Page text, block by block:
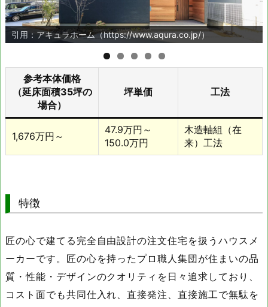
引用：アキュラホーム（https://www.aqura.co.jp/）
参考本体価格
（延床面積35坪の
場合）
坪単価 工法
1,676万円～
47.9万円～
150.0万円
木造軸組（在
来）工法
特徴
匠の心で建てる完全自由設計の注文住宅を扱うハウスメ
ーカーです。匠の心を持ったプロ職人集団が住まいの品
質・性能・デザインのクオリティを日々追求しており、
コスト面でも共同仕入れ、直接発注、直接施工で無駄を